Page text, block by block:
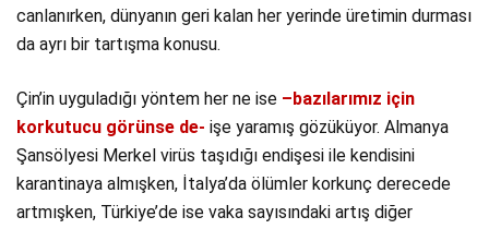
canlanırken, dünyanın geri kalan her yerinde üretimin durması
da ayrı bir tartışma konusu.
Çin’in uyguladığı yöntem her ne ise –bazılarımız için
korkutucu görünse de- işe yaramış gözüküyor. Almanya
Şansölyesi Merkel virüs taşıdığı endişesi ile kendisini
karantinaya almışken, İtalya’da ölümler korkunç derecede
artmışken, Türkiye’de ise vaka sayısındaki artış diğer